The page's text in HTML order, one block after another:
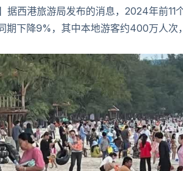
据西港旅游局发布的消息，2024年前11
期下降9%，其中本地游客约400万人次